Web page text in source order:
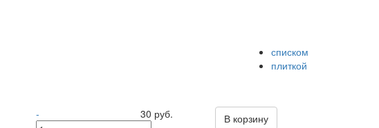
списком
плиткой
- 30 руб. В корзину